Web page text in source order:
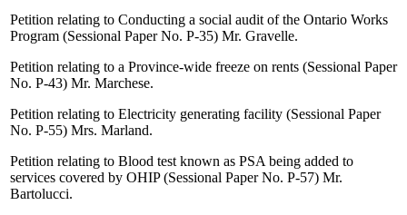
Petition relating to Conducting a social audit of the Ontario Works
Program (Sessional Paper No. P-35) Mr. Gravelle.
Petition relating to a Province-wide freeze on rents (Sessional Paper
No. P-43) Mr. Marchese.
Petition relating to Electricity generating facility (Sessional Paper
No. P-55) Mrs. Marland.
Petition relating to Blood test known as PSA being added to
services covered by OHIP (Sessional Paper No. P-57) Mr.
Bartolucci.